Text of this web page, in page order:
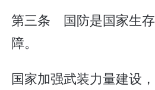
第三条 国防是国家生
障。
国家加强武装力量建设